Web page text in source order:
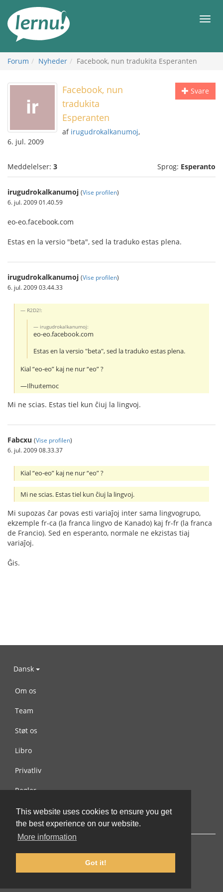
This website uses cookies to ensure you get
the best experience on our website.
More information
Got it!
indholdet
Forum Nyheder Facebook, nun tradukita Esperanten
Svare
Facebook, nun
tradukita
Esperanten
af irugudrokalkanumoj,
6. jul. 2009
Meddelelser: 3 Sprog: Esperanto
irugudrokalkanumoj (Vise profilen)
6. jul. 2009 01.40.59
eo-eo.facebook.com
Estas en la versio "beta", sed la traduko estas plena.
irugudrokalkanumoj (Vise profilen)
6. jul. 2009 03.44.33
R2D2!:
irugudrokalkanumoj:
eo-eo.facebook.com
Estas en la versio "beta", sed la traduko estas plena.
Kial “eo-eo” kaj ne nur “eo” ?
—Ilhuıtemoc
Mi ne scias. Estas tiel kun ĉiuj la lingvoj.
Fabcxu (Vise profilen)
6. jul. 2009 08.33.37
Kial “eo-eo” kaj ne nur “eo” ?
Mi ne scias. Estas tiel kun ĉiuj la lingvoj.
Mi supozas ĉar povas esti variaĵoj inter sama lingvogrupo,
ekzemple fr-ca (la franca lingvo de Kanado) kaj fr-fr (la franca
de Francio). Sed en esperanto, normale ne ekzistas tiaj
variaĵoj.
Ĝis.
Dansk
Om os
Team
Støt os
Libro
Privatliv
Regler
Kontakt os
© 2002-2026 lernu.net |Impressum